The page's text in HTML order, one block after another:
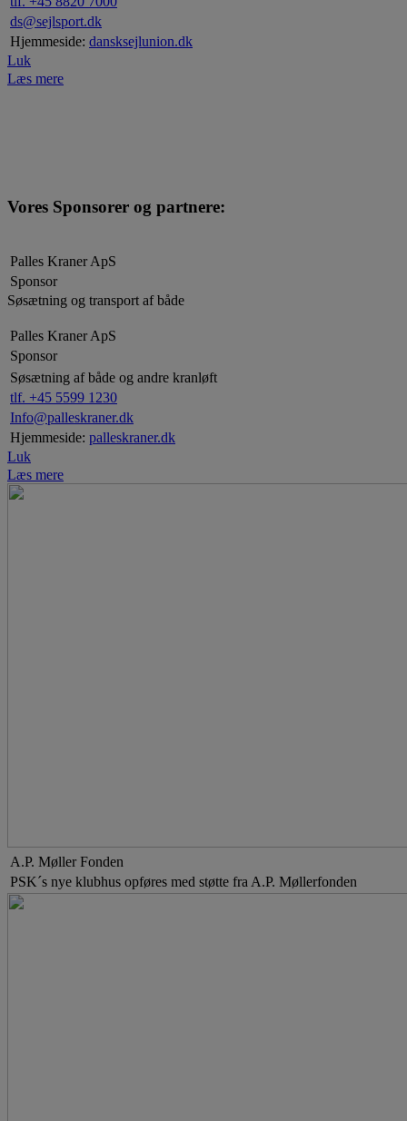
ds@sejlsport.dk
Hjemmeside: dansksejlunion.dk
Luk
Læs mere
Vores Sponsorer og partnere:
Palles Kraner ApS
Sponsor
Søsætning og transport af både
Palles Kraner ApS
Sponsor
Søsætning af både og andre kranløft
tlf. +45 5599 1230
Info@palleskraner.dk
Hjemmeside: palleskraner.dk
Luk
Læs mere
A.P. Møller Fonden
PSK´s nye klubhus opføres med støtte fra A.P. Møllerfonden